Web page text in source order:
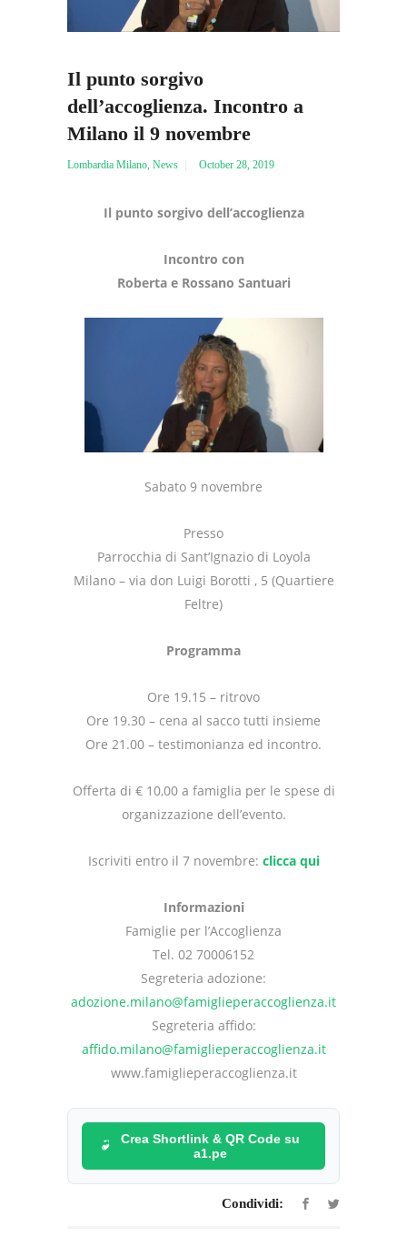
Il punto sorgivo
dell’accoglienza. Incontro a
Milano il 9 novembre
Lombardia Milano News October 28, 2019
Il punto sorgivo dell’accoglienza
Incontro con
Roberta e Rossano Santuari
Sabato 9 novembre
Presso
Parrocchia di Sant’Ignazio di Loyola
Milano – via don Luigi Borotti , 5 (Quartiere
Feltre)
Programma
Ore 19.15 – ritrovo
Ore 19.30 – cena al sacco tutti insieme
Ore 21.00 – testimonianza ed incontro.
Offerta di € 10,00 a famiglia per le spese di
organizzazione dell’evento.
Iscriviti entro il 7 novembre: clicca qui
Informazioni
Famiglie per l’Accoglienza
Tel. 02 70006152
Segreteria adozione:
adozione.milano@famiglieperaccoglienza.it
Segreteria affido:
affido.milano@famiglieperaccoglienza.it
www.famiglieperaccoglienza.it
Crea Shortlink & QR Code su
a1.pe
Condividi: